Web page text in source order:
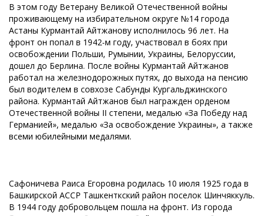
В этом году Ветерану Великой Отечественной войны
проживающему на избирательном округе №14 города
Астаны Курмантай Айтжанову исполнилось 96 лет. На
фронт он попал в 1942-м году, участвовал в боях при
освобождении Польши, Румынии, Украины, Белоруссии,
дошел до Берлина. После войны Курмантай Айтжанов
работал на железнодорожных путях, до выхода на пенсию
был водителем в совхозе Сабунды Кургальджинского
района. Курмантай Айтжанов был награжден орденом
Отечественной войны II степени, медалью «За Победу над
Германией», медалью «За освобождение Украины», а также
всеми юбилейными медалями.
Сафоничева Раиса Егоровна родилась 10 июля 1925 года в
Башкирской АССР Ташкенткский район поселок Шинчяккуль.
В 1944 году добровольцем пошла на фронт. Из города